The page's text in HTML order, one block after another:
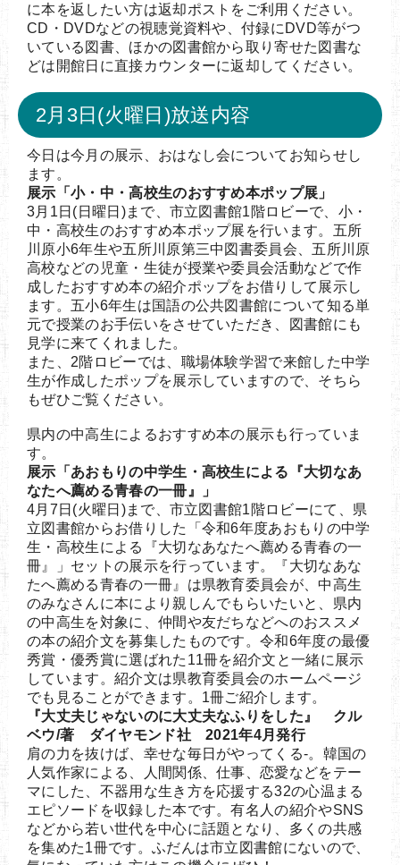
に本を返したい方は返却ポストをご利用ください。
CD・DVDなどの視聴覚資料や、付録にDVD等がつ
いている図書、ほかの図書館から取り寄せた図書な
どは開館日に直接カウンターに返却してください。
2月3日(火曜日)放送内容
今日は今月の展示、おはなし会についてお知らせし
ます。
展示「小・中・高校生のおすすめ本ポップ展」
3月1日(日曜日)まで、市立図書館1階ロビーで、小・
中・高校生のおすすめ本ポップ展を行います。五所
川原小6年生や五所川原第三中図書委員会、五所川原
高校などの児童・生徒が授業や委員会活動などで作
成したおすすめ本の紹介ポップをお借りして展示し
ます。五小6年生は国語の公共図書館について知る単
元で授業のお手伝いをさせていただき、図書館にも
見学に来てくれました。
また、2階ロビーでは、職場体験学習で来館した中学
生が作成したポップを展示していますので、そちら
もぜひご覧ください。
県内の中高生によるおすすめ本の展示も行っていま
す。
展示「あおもりの中学生・高校生による『大切なあ
なたへ薦める青春の一冊』」
4月7日(火曜日)まで、市立図書館1階ロビーにて、県
立図書館からお借りした「令和6年度あおもりの中学
生・高校生による『大切なあなたへ薦める青春の一
冊』」セットの展示を行っています。『大切なあな
たへ薦める青春の一冊』は県教育委員会が、中高生
のみなさんに本により親しんでもらいたいと、県内
の中高生を対象に、仲間や友だちなどへのおススメ
の本の紹介文を募集したものです。令和6年度の最優
秀賞・優秀賞に選ばれた11冊を紹介文と一緒に展示
しています。紹介文は県教育委員会のホームページ
でも見ることができます。1冊ご紹介します。
『大丈夫じゃないのに大丈夫なふりをした』 クル
ベウ/著 ダイヤモンド社 2021年4月発行
肩の力を抜けば、幸せな毎日がやってくる-。韓国の
人気作家による、人間関係、仕事、恋愛などをテー
マにした、不器用な生き方を応援する32の心温まる
エピソードを収録した本です。有名人の紹介やSNS
などから若い世代を中心に話題となり、多くの共感
を集めた1冊です。ふだんは市立図書館にないので、